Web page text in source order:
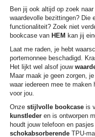
Ben jij ook altijd op zoek naar
waardevolle bezittingen? Die
functionaliteit? Zoek niet
bookcase van HEM kan jij
Laat me raden, je hebt
portemonnee beschadigd.
Het lijkt wel alsof jouw
Maar maak je geen zorgen,
waar iedereen mee te
voor jou.
Onze stijlvolle bookcase is
kunstleder en is ontworpen
houdt jouw telefoon en
schokabsorberende TPU-